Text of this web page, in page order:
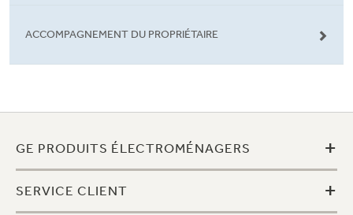
ACCOMPAGNEMENT DU PROPRIÉTAIRE
GE PRODUITS ÉLECTROMÉNAGERS +
SERVICE CLIENT +